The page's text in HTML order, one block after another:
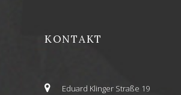
KONTAKT
Eduard Klinger Straße 19